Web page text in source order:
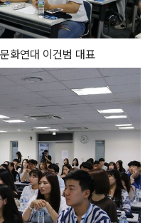
화연대 이건범 대표